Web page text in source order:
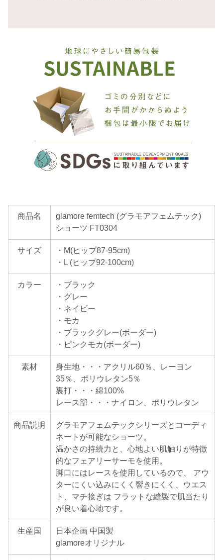
商品名
glamore femtech (グラモアフェムテック)
ショーツ FT0304
サイズ
・M(ヒップ87-95cm)
・L (ヒップ92-100cm)
カラー
・ブラック
・グレー
・ネイビー
・モカ
・ブラックグレー(ボーダー)
・ピンクモカ(ボーダー)
素材
身生地・・・アクリル60％、レーヨン
35％、ポリウレタン5％
裏打・・・綿100%
レース部・・・ナイロン、ポリウレタン
商品説明
グラモアフェムテックシリーズとコーディ
ネートが可能なショーツ。
温かさの持続力と、心地よい肌触りが特徴
的なフェアリーサーモを使用。
脚口にはレースを使用しているので、 アウ
ターにくい込みにくく響きにくく、ウエス
ト、マチ接ぎは フラットな縫製で肌当たり
が良い着心地です。
生産国
日本企画 中国製
glamoreオリジナル